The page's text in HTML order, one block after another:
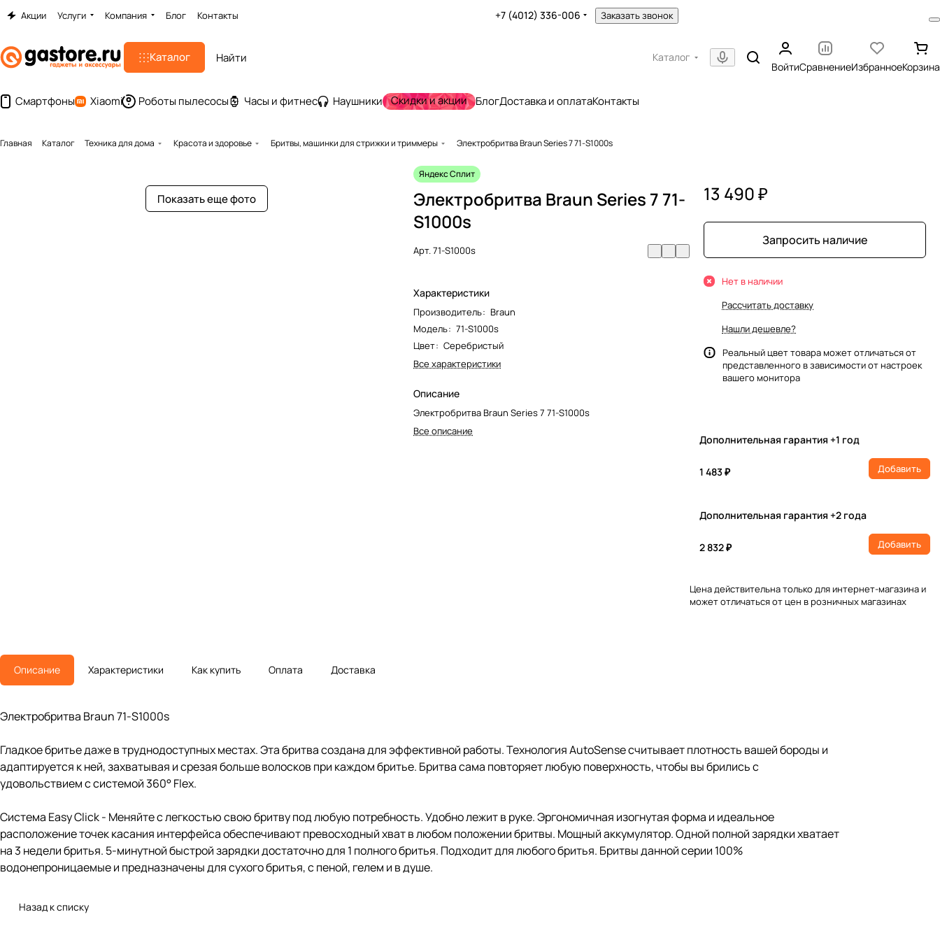
Акции Услуги Компания Блог Контакты +7 (4012) 336-006 Заказать звонок
Каталог Каталог
ВойтиСравнениеИзбранноеКорзина
Смартфоны Xiaomi Роботы пылесосы Часы и фитнес Наушники Скидки и акции БлогДоставка и оплатаКонтакты
Главная Каталог Техника для дома Красота и здоровье Бритвы, машинки для стрижки и триммеры Электробритва Braun Series 7 71-S1000s
Показать еще фото
Яндекс Сплит
Электробритва Braun Series 7 71-
S1000s
Арт.71-S1000s
Характеристики
Производитель: Braun
Модель: 71-S1000s
Цвет: Серебристый
Все характеристики
Описание
Электробритва Braun Series 7 71-S1000s
Все описание
13 490 ₽
Запросить наличие
Нет в наличии
Рассчитать доставку
Нашли дешевле?
Реальный цвет товара может отличаться от
представленного в зависимости от настроек
вашего монитора
Дополнительная гарантия +1 год
1 483 ₽ Добавить
Дополнительная гарантия +2 года
2 832 ₽ Добавить
Цена действительна только для интернет-магазина и
может отличаться от цен в розничных магазинах
Описание Характеристики Как купить Оплата Доставка
Электробритва Braun 71-S1000s
Гладкое бритье даже в труднодоступных местах. Эта бритва создана для эффективной работы. Технология AutoSense считывает плотность вашей бороды и
адаптируется к ней, захватывая и срезая больше волосков при каждом бритье. Бритва сама повторяет любую поверхность, чтобы вы брились с
удовольствием с системой 360° Flex.
Система Easy Click - Меняйте с легкостью свою бритву под любую потребность. Удобно лежит в руке. Эргономичная изогнутая форма и идеальное
расположение точек касания интерфейса обеспечивают превосходный хват в любом положении бритвы. Мощный аккумулятор. Одной полной зарядки хватает
на 3 недели бритья. 5-минутной быстрой зарядки достаточно для 1 полного бритья. Подходит для любого бритья. Бритвы данной серии 100%
водонепроницаемые и предназначены для сухого бритья, с пеной, гелем и в душе.
Назад к списку